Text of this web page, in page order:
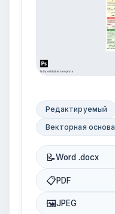
Редактируемый
Векторная основа
📝Word .docx
📋PDF
🖼JPEG